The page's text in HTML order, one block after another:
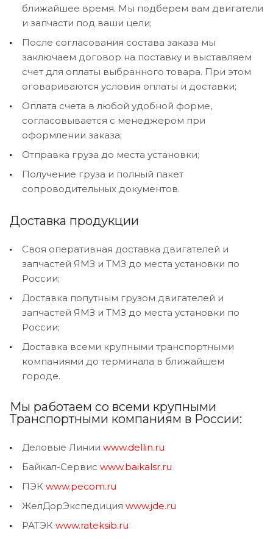
ближайшее время. Мы подберем вам двигатели
и запчасти под ваши цели;
После согласования состава заказа мы
заключаем договор на поставку и выставляем
счет для оплаты выбранного товара. При этом
оговариваются условия оплаты и доставки;
Оплата счета в любой удобной форме,
согласовывается с менеджером при
оформлении заказа;
Отправка груза до места установки;
Получение груза и полный пакет
сопроводительных документов.
Доставка продукции
Своя оперативная доставка двигателей и
запчастей ЯМЗ и ТМЗ до места установки по
России;
Доставка попутным грузом двигателей и
запчастей ЯМЗ и ТМЗ до места установки по
России;
Доставка всеми крупными транспортными
компаниями до терминала в ближайшем
городе.
Мы работаем со всеми крупными
Транспортными компаниям в России:
Деловые Линии www.dellin.ru
Байкал-Сервис www.baikalsr.ru
ПЭК www.pecom.ru
ЖелДорЭкспедиция www.jde.ru
РАТЭК www.rateksib.ru